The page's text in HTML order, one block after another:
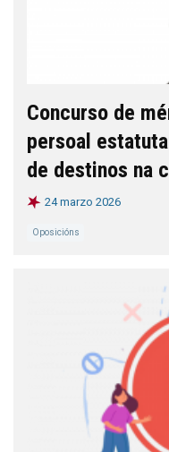
Concurso de
persoal
de destinos na
24 marzo 2026
Oposicións